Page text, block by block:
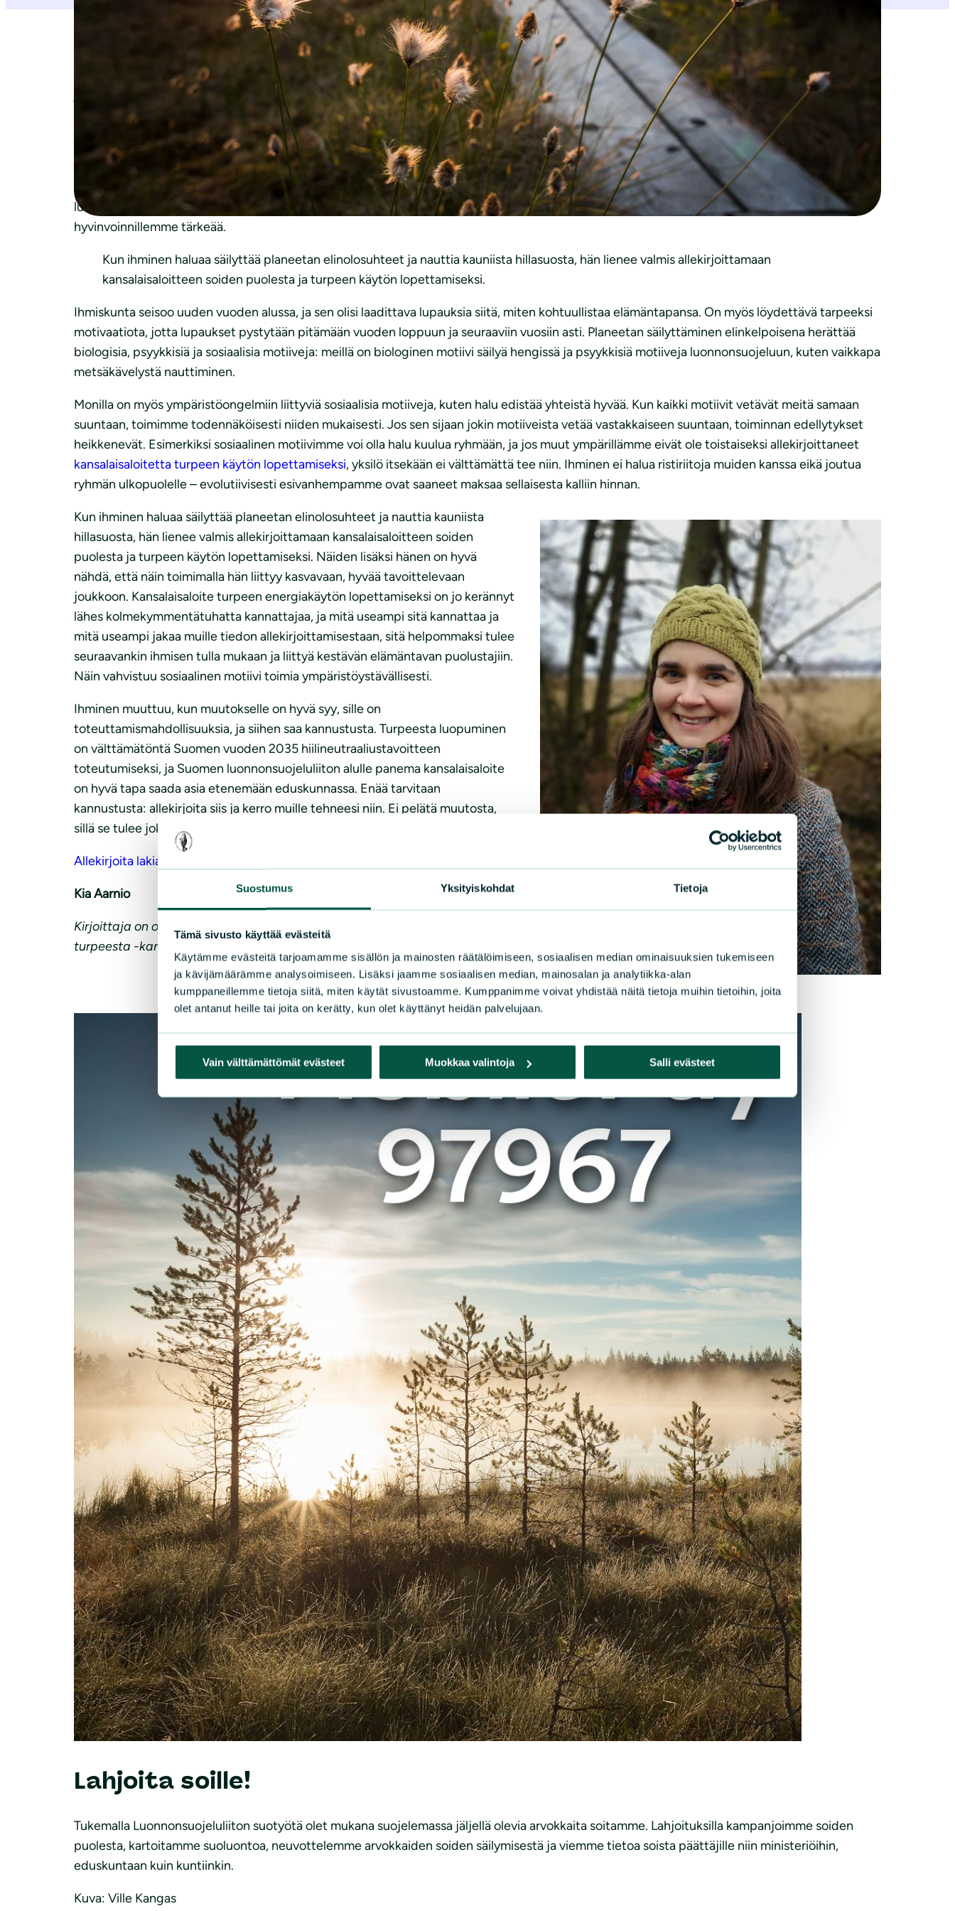
Suostumus Yksityiskohdat Tietoja
Tämä sivusto käyttää evästeitä
Käytämme evästeitä tarjoamamme sisällön ja mainosten räätälöimiseen, sosiaalisen median ominaisuuksien tukemiseen
ja kävijämäärämme analysoimiseen. Lisäksi jaamme sosiaalisen median, mainosalan ja analytiikka-alan
kumppaneillemme tietoja siitä, miten käytät sivustoamme. Kumppanimme voivat yhdistää näitä tietoja muihin tietoihin, joita
olet antanut heille tai joita on kerätty, kun olet käyttänyt heidän palvelujaan.
Vain välttämättömät evästeet Muokkaa valintoja Salli evästeet
Miten me muutumme? Suomalaisten elämä on tänään erilaista kuin se oli vaikkapa vuosina 1821, 1921 tai 2001. Naiset saavat nykyään käyttää
housuja, kodeissamme on juokseva vesi ja internet. Asiat ovat edistyneet ja kehittyneet, ja olemme pitkään kollektiivisesti uskoneet, että suunta
jatkuu aina vain parempaan. Ihmiskunnan teknologinen ja taloudellinen voittokulku on saanut meidät riemuitsemaan: Olemme kukkulan
kuninkaita! Ja järven ja metsän ja suon kuninkaita! Olemme ottaneet luonnosta enemmän ja enemmän kiinnittämättä huomiota siihen, että
kasvulla on rajat. Planeetalla on rajat.
Ihmismieli haluaa lisää ja enemmän, koska tällainen haluaminen on ollut evolutiivisesti järkevää. Kun ruokaa ja muita resursseja on ollut rajallisesti
tarjolla, niitä on kannattanut haalia niin paljon kuin mahdollista. Nykyään ruokatarjonnan runsaus aiheuttaa kuitenkin ylipaino-ongelmia ja
luonnonresurssien ylikäyttö ympäristöongelmia. Kohtuullistaminen on vaikeaa, koska pelkäämme, että siten jäämme vaille jotain
hyvinvoinnillemme tärkeää.
Kun ihminen haluaa säilyttää planeetan elinolosuhteet ja nauttia kauniista hillasuosta, hän lienee valmis allekirjoittamaan
kansalaisaloitteen soiden puolesta ja turpeen käytön lopettamiseksi.
Ihmiskunta seisoo uuden vuoden alussa, ja sen olisi laadittava lupauksia siitä, miten kohtuullistaa elämäntapansa. On myös löydettävä tarpeeksi
motivaatiota, jotta lupaukset pystytään pitämään vuoden loppuun ja seuraaviin vuosiin asti. Planeetan säilyttäminen elinkelpoisena herättää
biologisia, psyykkisiä ja sosiaalisia motiiveja: meillä on biologinen motiivi säilyä hengissä ja psyykkisiä motiiveja luonnonsuojeluun, kuten vaikkapa
metsäkävelystä nauttiminen.
Monilla on myös ympäristöongelmiin liittyviä sosiaalisia motiiveja, kuten halu edistää yhteistä hyvää. Kun kaikki motiivit vetävät meitä samaan
suuntaan, toimimme todennäköisesti niiden mukaisesti. Jos sen sijaan jokin motiiveista vetää vastakkaiseen suuntaan, toiminnan edellytykset
heikkenevät. Esimerkiksi sosiaalinen motiivimme voi olla halu kuulua ryhmään, ja jos muut ympärillämme eivät ole toistaiseksi allekirjoittaneet
kansalaisaloitetta turpeen käytön lopettamiseksi, yksilö itsekään ei välttämättä tee niin. Ihminen ei halua ristiriitoja muiden kanssa eikä joutua
ryhmän ulkopuolelle – evolutiivisesti esivanhempamme ovat saaneet maksaa sellaisesta kalliin hinnan.
Kia Aarnio
Kun ihminen haluaa säilyttää planeetan elinolosuhteet ja nauttia kauniista
hillasuosta, hän lienee valmis allekirjoittamaan kansalaisaloitteen soiden
puolesta ja turpeen käytön lopettamiseksi. Näiden lisäksi hänen on hyvä
nähdä, että näin toimimalla hän liittyy kasvavaan, hyvää tavoittelevaan
joukkoon. Kansalaisaloite turpeen energiakäytön lopettamiseksi on jo kerännyt
lähes kolmekymmentätuhatta kannattajaa, ja mitä useampi sitä kannattaa ja
mitä useampi jakaa muille tiedon allekirjoittamisestaan, sitä helpommaksi tulee
seuraavankin ihmisen tulla mukaan ja liittyä kestävän elämäntavan puolustajiin.
Näin vahvistuu sosiaalinen motiivi toimia ympäristöystävällisesti.
Ihminen muuttuu, kun muutokselle on hyvä syy, sille on
toteuttamismahdollisuuksia, ja siihen saa kannustusta. Turpeesta luopuminen
on välttämätöntä Suomen vuoden 2035 hiilineutraaliustavoitteen
toteutumiseksi, ja Suomen luonnonsuojeluliiton alulle panema kansalaisaloite
on hyvä tapa saada asia etenemään eduskunnassa. Enää tarvitaan
kannustusta: allekirjoita siis ja kerro muille tehneesi niin. Ei pelätä muutosta,
sillä se tulee joka tapauksessa.
Allekirjoita lakialoite turpeen energiakäytön lopettamiseksi!
Kia Aarnio
Kirjoittaja on oppikirjailija ja Psykologien ilmastorintaman aktiivi ja Irti
turpeesta -kampanjatiedottaja
Lahjoita soille!
Tukemalla Luonnonsuojeluliiton suotyötä olet mukana suojelemassa jäljellä olevia arvokkaita soitamme. Lahjoituksilla kampanjoimme soiden
puolesta, kartoitamme suoluontoa, neuvottelemme arvokkaiden soiden säilymisestä ja viemme tietoa soista päättäjille niin ministeriöihin,
eduskuntaan kuin kuntiinkin.
Kuva: Ville Kangas